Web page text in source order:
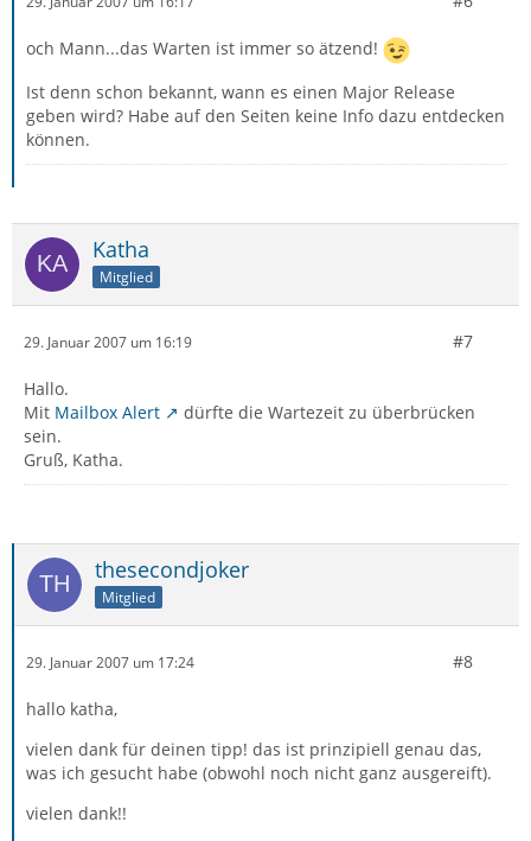
och Mann...das Warten ist immer so ätzend!
Ist denn schon bekannt, wann es einen Major Release
geben wird? Habe auf den Seiten keine Info dazu entdecken
können.
Katha
Mitglied
29. Januar 2007 um 16:19 #7
Hallo.
Mit Mailbox Alert
dürfte die Wartezeit zu überbrücken
sein.
Gruß, Katha.
thesecondjoker
Mitglied
29. Januar 2007 um 17:24 #8
hallo katha,
vielen dank für deinen tipp! das ist prinzipiell genau das,
was ich gesucht habe (obwohl noch nicht ganz ausgereift).
vielen dank!!